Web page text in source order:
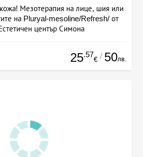
Мезотерапия на лице, шия или
на Pluryal-mesoline/Refresh/ от
център Симона
25.57
€ / 50лв.